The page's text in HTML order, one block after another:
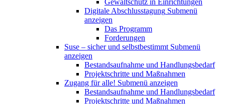
Gewaltschutz in Einrichtungen
Digitale Abschlusstagung Submenü
anzeigen
Das Programm
Forderungen
Suse – sicher und selbstbestimmt Submenü
anzeigen
Bestandsaufnahme und Handlungsbedarf
Projektschritte und Maßnahmen
Zugang für alle! Submenü anzeigen
Bestandsaufnahme und Handlungsbedarf
Projektschritte und Maßnahmen